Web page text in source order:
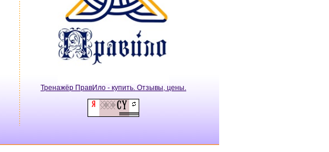
Тренажёр ПравИло - купить. Отзывы, цены.